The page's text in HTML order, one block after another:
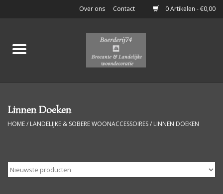
0 Artikelen - €0,00
Over ons Contact
Home
Keukenspullen
Linnen Doeken
HOME/ LANDELIJKE & SOBERE WOONACCESSOIRES/ LINNEN DOEKEN